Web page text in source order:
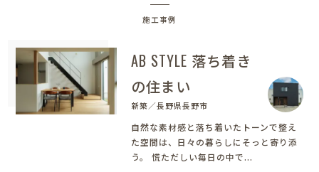
施工事例
AB STYLE 落ち着き
の住まい
新築／長野県長野市
自然な素材感と落ち着いたトーンで整え
た空間は、日々の暮らしにそっと寄り添
う。 慌ただしい毎日の中で...